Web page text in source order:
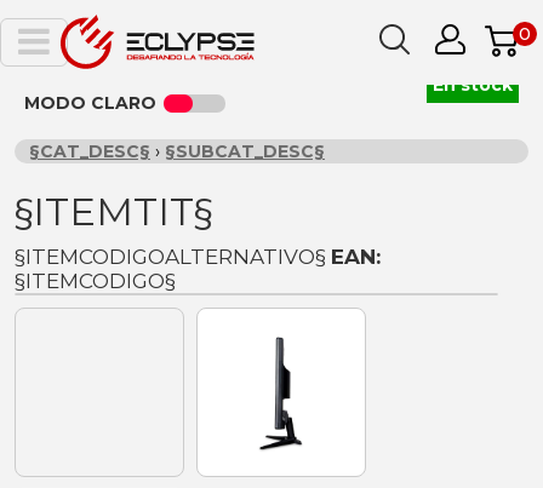
0
MODO CLARO
§CAT_DESC§ › §SUBCAT_DESC§
§ITEMTIT§
§ITEMCODIGOALTERNATIVO§ EAN:
§ITEMCODIGO§
En stock